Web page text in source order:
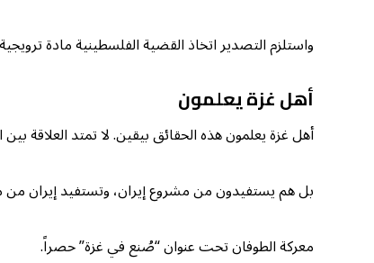
واستلزم التصدير اتخاذ القضية الفلسطينية مادة
أهل غزة يعلمون
أهل غزة يعلمون هذه الحقائق بيقين. لا تمتد العلاقة
بل هم يستفيدون من مشروع إيران، وتستفيد إيران من
معركة الطوفان تحت عنوان “صُنع في غزة” حصراً.